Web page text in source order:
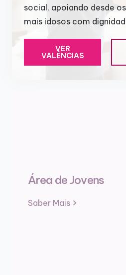
social, apoiando desde
mais idosos com
VER
VALÊNCIAS
Área de Jovens
Saber Mais